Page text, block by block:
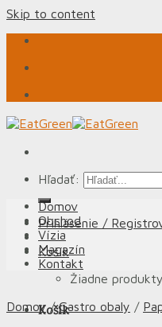
Skip to content
Hľadať:
Prihlásenie /
Košík
Žiadne
Košík
Domov
Obchod
Vízia
Magazín
Kontakt
Domov / Gastro obaly /